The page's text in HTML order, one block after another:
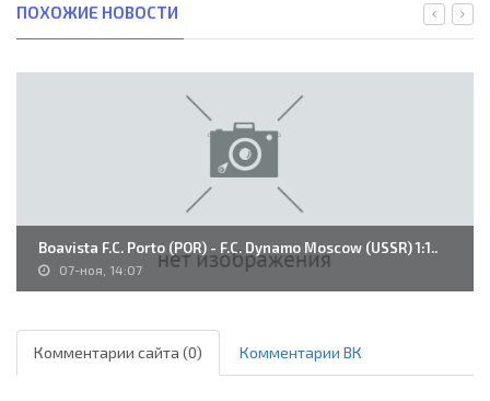
ПОХОЖИЕ НОВОСТИ
Boavista F.C. Porto (POR) - F.C. Dynamo Moscow (USSR) 1:1..
07-ноя, 14:07
Комментарии сайта (0) Комментарии ВК